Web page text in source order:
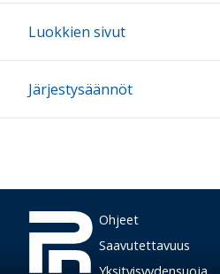
Luokkien sivut
Järjestysäännöt
Ohjeet
Saavutettavuus